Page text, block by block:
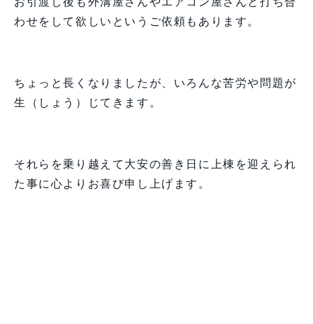
わせをして欲しいというご依頼もあります。
ちょっと長くなりましたが、いろんな苦労や問題が
生（しょう）じてきます。
それらを乗り越えて大安の善き日に上棟を迎えられ
た事に心よりお喜び申し上げます。